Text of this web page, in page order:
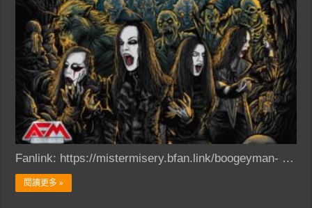
Fanlink: https://mistermisery.bfan.link/boogeyman- …
閱讀更多 »